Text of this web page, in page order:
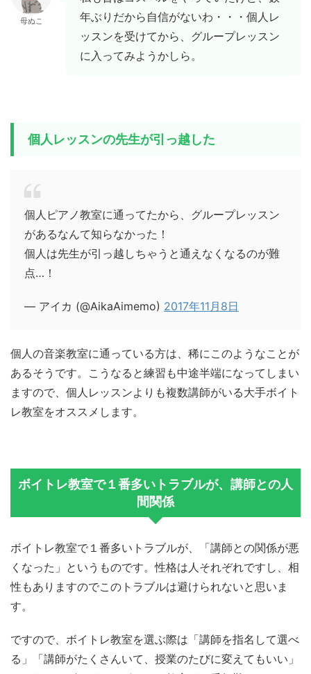
母ぬこ
年ぶりだから自信がないわ・・・個人レ
ッスンを受けてから、グループレッスン
に入ってみようかしら。
個人レッスンの先生が引っ越した
個人ピアノ教室に通ってたから、グループレッスン
があるなんて知らなかった！
個人は先生が引っ越しちゃうと通えなくなるのが難
点…！
— アイカ (@AikaAimemo) 2017年11月8日
個人の音楽教室に通っている方は、稀にこのようなことが
あるそうです。こうなると練習も中途半端になってしまい
ますので、個人レッスンよりも複数講師がいる大手ボイト
レ教室をオススメします。
ボイトレ教室で１番多いトラブルが、講師との人
間関係
ボイトレ教室で１番多いトラブルが、「講師との関係が悪
くなった」というものです。性格は人それぞれですし、相
性もありますのでこのトラブルは避けられないと思いま
す。
ですので、ボイトレ教室を選ぶ際は「講師を指名して選べ
る」「講師がたくさんいて、授業のたびに変えてもいい」